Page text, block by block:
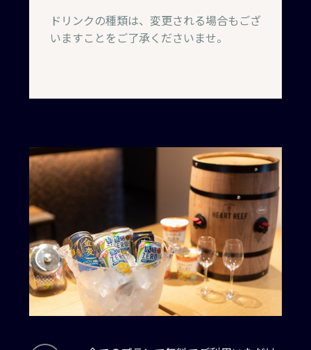
ドリンクの種類は、変更される場合もござ
いますことをご了承くださいませ。